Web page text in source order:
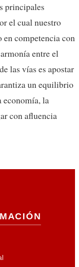
principales
el cual nuestro
en competencia con
entre el
las vías es apostar
un equilibrio
economía, la
con afluencia